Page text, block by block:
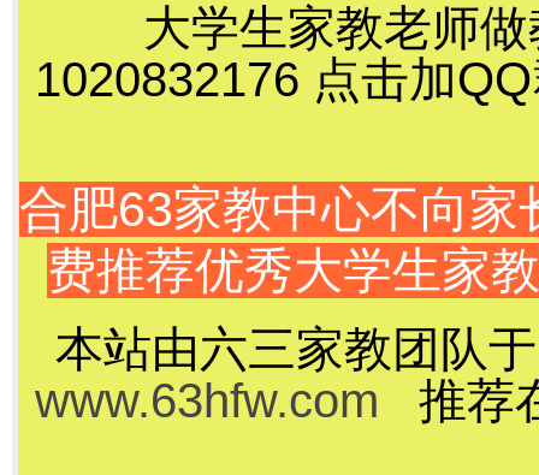
大学生家教老师
1020832176 点击加
合肥63家教中心不向
费推荐优秀大学生家
本站由六三家教团队
www.63hfw.com 推荐